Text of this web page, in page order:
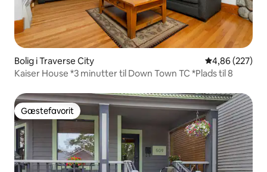
Bolig i Traverse City 4,86 ud af 5 i
4,86 (227)
Kaiser House *3 minutter til Down Town TC *Plads til 8
Gæstefavorit
Gæstefavorit